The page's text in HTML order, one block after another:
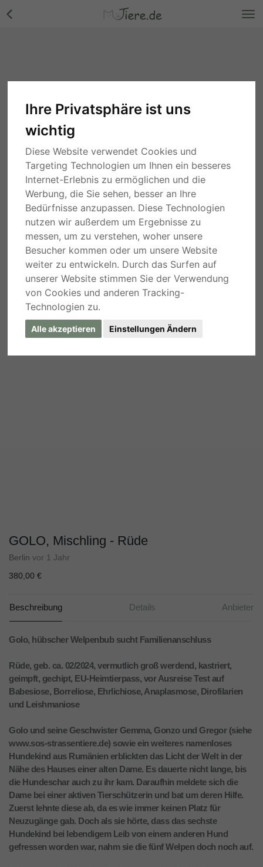
Ihre Privatsphäre ist uns
wichtig
Diese Website verwendet Cookies und
Targeting Technologien um Ihnen ein besseres
Internet-Erlebnis zu ermöglichen und die
Werbung, die Sie sehen, besser an Ihre
Bedürfnisse anzupassen. Diese Technologien
nutzen wir außerdem um Ergebnisse zu
messen, um zu verstehen, woher unsere
Besucher kommen oder um unsere Website
weiter zu entwickeln. Durch das Surfen auf
unserer Website stimmen Sie der Verwendung
von Cookies und anderen Tracking-
Technologien zu.
Alle akzeptieren Einstellungen Ändern
GOLO, Mischling - Rüde
Berlin vor 1 Jahr
380,00 €
Beschreibung Details Anbieter
Golo, hübscher Welpenbub sucht Familienanschluss
Rüde, geb. ca. 02/2024, vermutlich groß werdend, kastriert,
geimpft, gechipt, EU-Heimtierpass, vor Ausreise Test auf
Babesiose, Borreliose, Ehrlichiose, Anaplasmose, Dirofilarien
und Leishmaniose
Golo und seine Geschwister Gemma, Gonzo und Gregor (siehe
www.sos-strassentiere.de) sowie ein weiteres namenloses
Hundekind aus Rumänien erblickten das Licht der Welt in der
Nähe des Hauses einer alten Dame. Es dauerte nicht lange, bis
die Hundeschar auch zu ihr kam. Daraufhin meldete sich die
Dame bei einer aktiven Tierschützerin und bat um deren Hilfe.
Zuerst lehnte diese ab, da es wie immer keinen Platz für
Neuzugänge gab. Doch als sie hörte, dass das sechste
Hundekind bei lebendigem Leib von einem anderen Hund
gefressen worden war, nahm sie die fünf Welpen doch noch auf.